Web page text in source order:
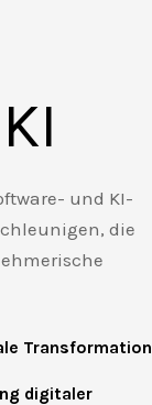
und KI-
die
Transformation
digitaler